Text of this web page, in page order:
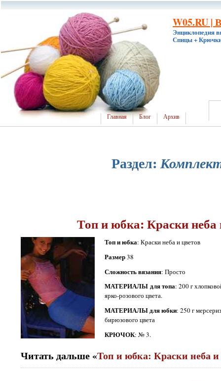
W05.RU |
Энциклопедия
Спицы +
Главная Блог Архив
Раздел:
Топ и юбка: Краски неба
Топ и юбка: Краски неба и цветов
Размер38
Сложность вязания: Просто
МАТЕРИАЛЫ для топа: 200 г
ярко-розового цвета.
МАТЕРИАЛЫ для юбки: 250 г
бирюзового цвета
КРЮЧОК: № 3.
Читать дальше «Топ и юбка: Краски неба